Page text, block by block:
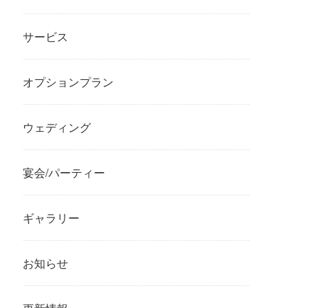
サービス
オプションプラン
ウェディング
宴会/パーティー
ギャラリー
お知らせ